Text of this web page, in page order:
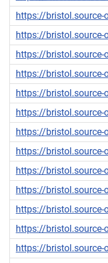
https://bristol.source-
https://bristol.source-
https://bristol.source-
https://bristol.source-
https://bristol.source-
https://bristol.source-
https://bristol.source-
https://bristol.source-
https://bristol.source-
https://bristol.source-
https://bristol.source-
https://bristol.source-
https://bristol.source-